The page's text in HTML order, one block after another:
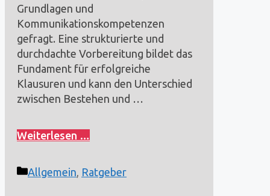
Grundlagen und
Kommunikationskompetenzen
gefragt. Eine strukturierte und
durchdachte Vorbereitung bildet das
Fundament für erfolgreiche
Klausuren und kann den Unterschied
zwischen Bestehen und …
Weiterlesen …
Kategorien
Allgemein Ratgeber